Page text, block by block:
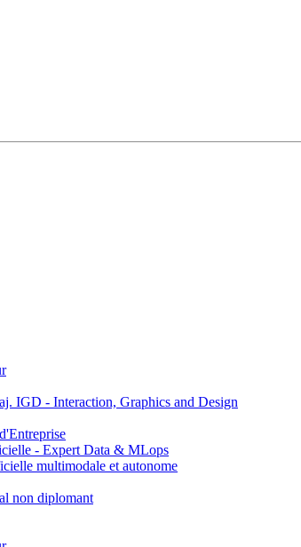
IGD - Interaction, Graphics and Design
- Expert Data & MLops
multimodale et autonome
non diplomant